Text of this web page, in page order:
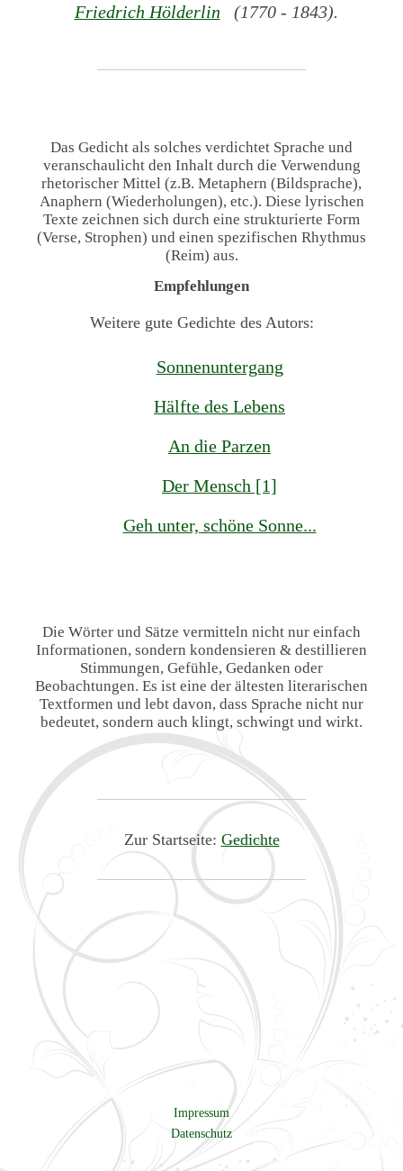
Friedrich Hölderlin (1770 - 1843).
Das Gedicht als solches verdichtet Sprache und
veranschaulicht den Inhalt durch die Verwendung
rhetorischer Mittel (z.B. Metaphern (Bildsprache),
Anaphern (Wiederholungen), etc.). Diese lyrischen
Texte zeichnen sich durch eine strukturierte Form
(Verse, Strophen) und einen spezifischen Rhythmus
(Reim) aus.
Empfehlungen
Weitere gute Gedichte des Autors:
Sonnenuntergang
Hälfte des Lebens
An die Parzen
Der Mensch [1]
Geh unter, schöne Sonne...
Die Wörter und Sätze vermitteln nicht nur einfach
Informationen, sondern kondensieren & destillieren
Stimmungen, Gefühle, Gedanken oder
Beobachtungen. Es ist eine der ältesten literarischen
Textformen und lebt davon, dass Sprache nicht nur
bedeutet, sondern auch klingt, schwingt und wirkt.
Zur Startseite: Gedichte
Impressum
Datenschutz